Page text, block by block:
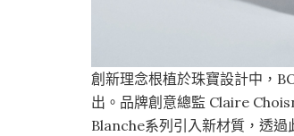
創新理念根植於珠寶設計中，
出。品牌創意總監 Claire
Blanche系列引入新材質，透